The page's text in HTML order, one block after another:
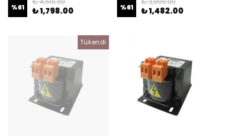
%61 ₺ 1,798.00 %61 ₺ 1,482.00
Tükendi